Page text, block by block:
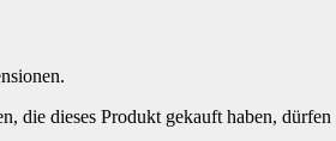
die dieses Produkt gekauft haben, dürfen